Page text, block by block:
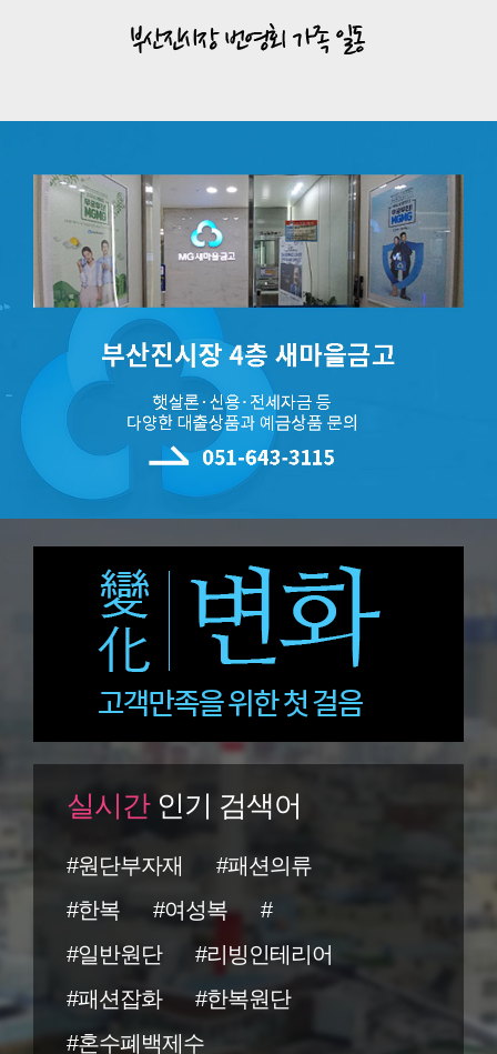
실시간인기 검색어
#원단부자재
#패션의류
#한복
#여성복
#
#일반원단
#리빙인테리어
#패션잡화
#한복원단
#혼수폐백제수